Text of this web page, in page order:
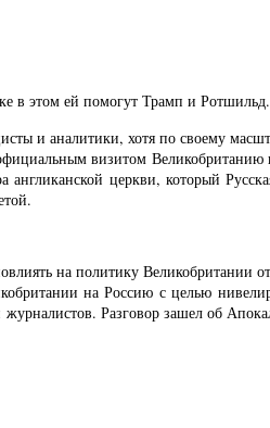
в этом ей помогут Трамп и
и аналитики, хотя по своему
визитом Великобританию
церкви, который
на политику Великобритании
на Россию с целью
Разговор зашел об